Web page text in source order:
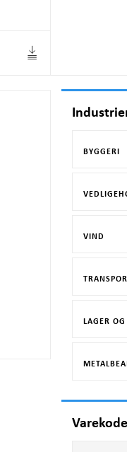
BYGGERI
VIND
LAGER